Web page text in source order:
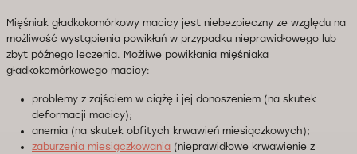
Mięśniak gładkokomórkowy macicy jest niebezpieczny ze względu na
możliwość wystąpienia powikłań w przypadku nieprawidłowego lub
zbyt późnego leczenia. Możliwe powikłania mięśniaka
gładkokomórkowego macicy:
problemy z zajściem w ciążę i jej donoszeniem (na skutek
deformacji macicy);
anemia (na skutek obfitych krwawień miesiączkowych);
zaburzenia miesiączkowania (nieprawidłowe krwawienie z